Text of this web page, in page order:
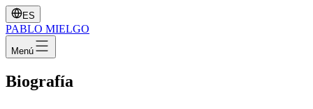
ES
PABLO MIELGO
Menú
Biografía